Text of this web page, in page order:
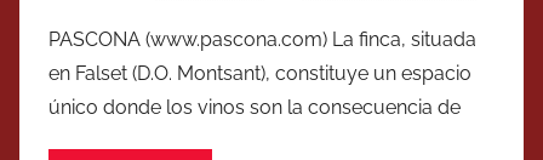
PASCONA (www.pascona.com) La finca, situada
en Falset (D.O. Montsant), constituye un espacio
único donde los vinos son la consecuencia de